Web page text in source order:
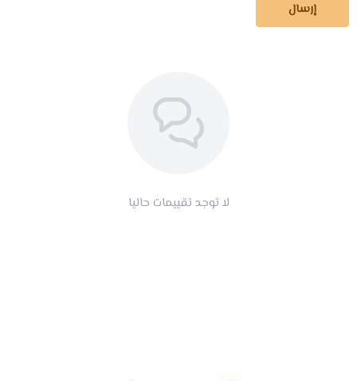
إرسال
لا توجد تقييمات حاليا